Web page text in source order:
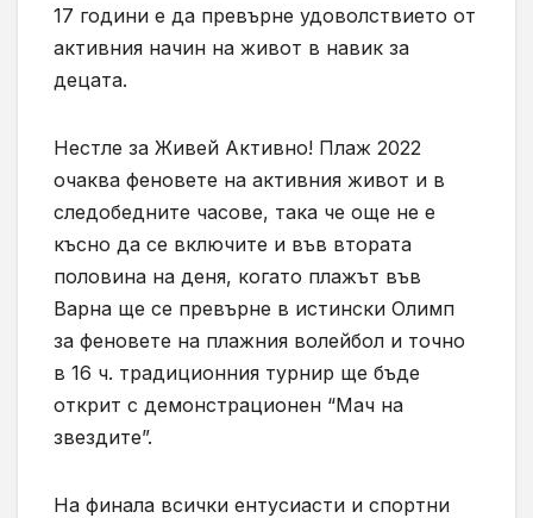
17 години е да превърне удоволствието от
активния начин на живот в навик за
децата.
Нестле за Живей Активно! Плаж 2022
очаква феновете на активния живот и в
следобедните часове, така че още не е
късно да се включите и във втората
половина на деня, когато плажът във
Варна ще се превърне в истински Олимп
за феновете на плажния волейбол и точно
в 16 ч. традиционния турнир ще бъде
открит с демонстрационен “Мач на
звездите”.
На финала всички ентусиасти и спортни